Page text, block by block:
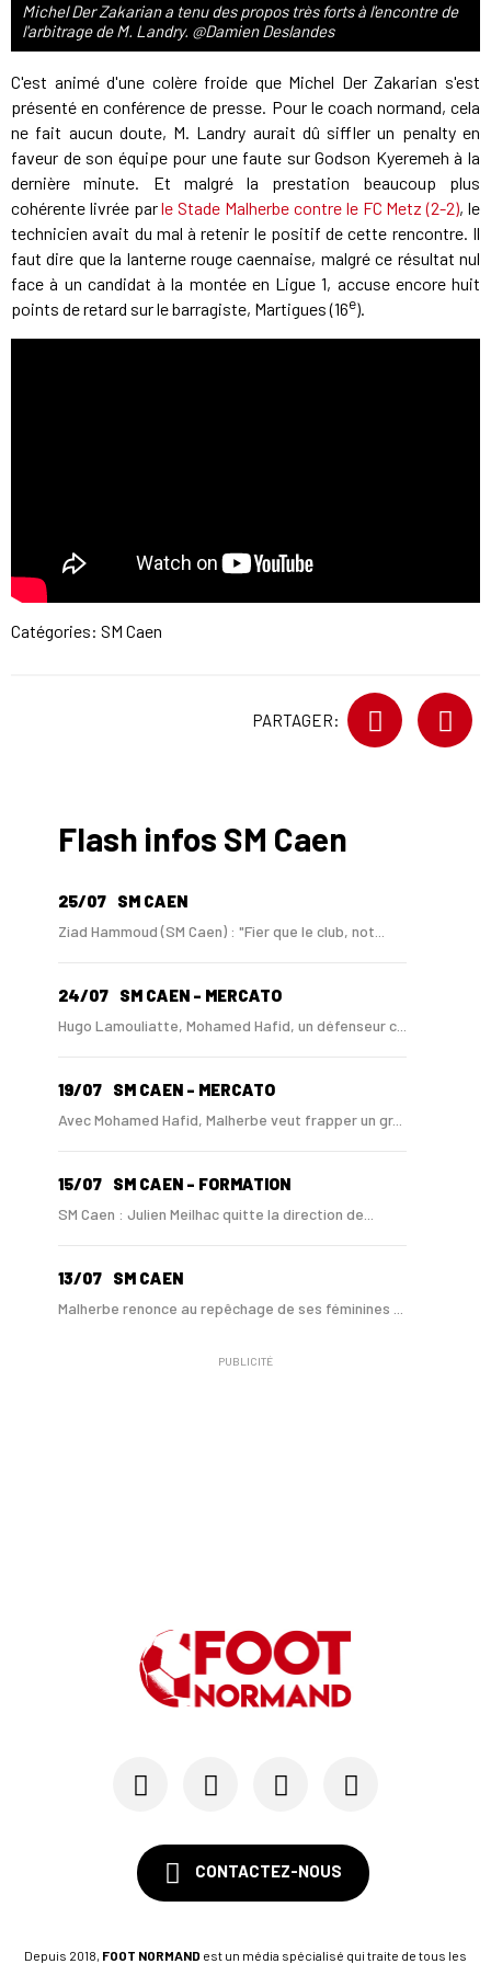
Michel Der Zakarian a tenu des propos très forts à l'encontre de
l'arbitrage de M. Landry. @Damien Deslandes
C'est animé d'une colère froide que Michel Der Zakarian s'est
présenté en conférence de presse. Pour le coach normand, cela
ne fait aucun doute, M. Landry aurait dû siffler un penalty en
faveur de son équipe pour une faute sur Godson Kyeremeh à la
dernière minute. Et malgré la prestation beaucoup plus
cohérente livrée parle Stade Malherbe contre le FC Metz (2-2), le
technicien avait du mal à retenir le positif de cette rencontre. Il
faut dire que la lanterne rouge caennaise, malgré ce résultat nul
face à un candidat à la montée en Ligue 1, accuse encore huit
points de retard sur le barragiste, Martigues (16e).
Catégories: SM Caen
PARTAGER:
Flash infos SM Caen
25/07 SM CAEN
Ziad Hammoud (SM Caen) : "Fier que le club, not...
24/07 SM CAEN - MERCATO
Hugo Lamouliatte, Mohamed Hafid, un défenseur c...
19/07 SM CAEN - MERCATO
Avec Mohamed Hafid, Malherbe veut frapper un gr...
15/07 SM CAEN - FORMATION
SM Caen : Julien Meilhac quitte la direction de...
13/07 SM CAEN
Malherbe renonce au repêchage de ses féminines ...
SM CAEN - MERCATO
Le Rouennais Nassim Titebah sur les tablettes d...
Le Stade Malherbe sur le point de sécuriser une...
PUBLICITÉ
CONTACTEZ-NOUS
Depuis 2018, FOOT NORMAND est un média spécialisé qui traite de tous les